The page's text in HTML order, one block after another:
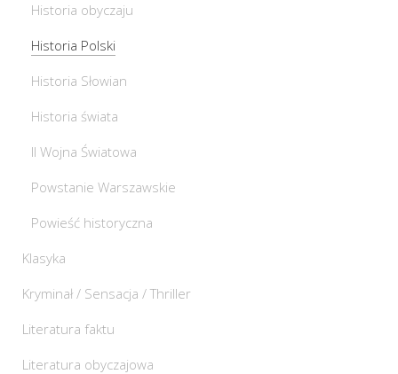
Historia obyczaju
Historia Polski
Historia Słowian
Historia świata
II Wojna Światowa
Powstanie Warszawskie
Powieść historyczna
Klasyka
Kryminał / Sensacja / Thriller
Literatura faktu
Literatura obyczajowa